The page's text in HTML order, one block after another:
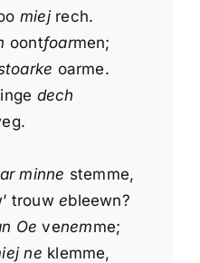
miejrech.
oontfoarmen;
oarme.
dech
minne stemme,
trouwebleewn?
Oe venemme;
ne klemme,